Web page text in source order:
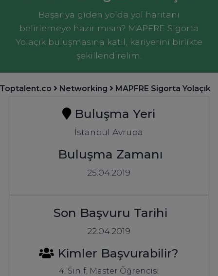
Başarıya giden yolda yol haritanı
belirlemeye hazır mısın? MAPFRE Sigorta
Yolaçık buluşmasına katil, kariyerini birlikte
şekillendirelim.
Toptalent.co Networking MAPFRE Sigorta Yolaçık
Buluşma Yeri
İstanbul Avrupa
Buluşma Zamanı
25.04.2019
Son Başvuru Tarihi
22.04.2019
Kimler Başvurabilir?
4. Sınıf, Master Öğrencisi